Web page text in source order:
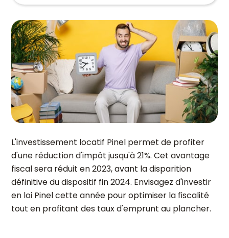
L'investissement locatif Pinel permet de profiter
d'une réduction d'impôt jusqu'à 21%. Cet avantage
fiscal sera réduit en 2023, avant la disparition
définitive du dispositif fin 2024. Envisagez d'investir
en loi Pinel cette année pour optimiser la fiscalité
tout en profitant des taux d'emprunt au plancher.